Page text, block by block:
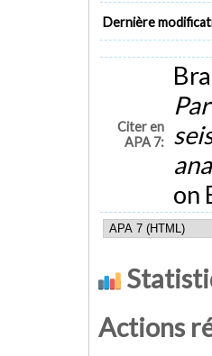
Dernière
Citer en
APA 7:
on
Actions